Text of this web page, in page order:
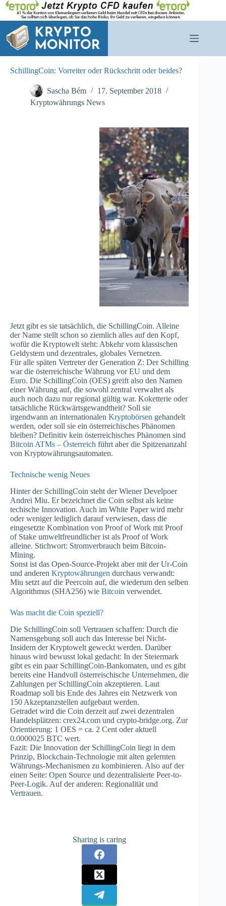
Zum
Inhalt
springen
SchillingCoin: Vorreiter oder Rückschritt oder beides?
Sascha Bém
17. September 2018
Kryptowährungs News
Jetzt gibt es sie tatsächlich, die SchillingCoin. Alleine
der Name stellt schon so ziemlich alles auf den Kopf,
wofür die Kryptowelt steht: Abkehr vom klassischen
Geldystem und dezentrales, globales Vernetzen.
Für alle späten Vertreter der Generation Z: Der Schilling
war die österreichische Währung vor EU und dem
Euro. Die SchillingCoin (OES) greift also den Namen
einer Währung auf, die sowohl zentral verwaltet als
auch noch dazu nur regional gültig war. Koketterie oder
tatsächliche Rückwärtsgewandtheit? Soll sie
irgendwann an internationalen Kryptobörsen gehandelt
werden, oder soll sie ein österreichisches Phänomen
bleiben? Definitiv kein österreichisches Phänomen sind
Bitcoin ATMs – Österreich führt aber die Spitzenanzahl
von Kryptowährungsautomaten.
Technische wenig Neues
Hinter der SchillingCoin steht der Wiener Develpoer
Andrei Miu. Er bezeichnet die Coin selbst als keine
techische Innovation. Auch im White Paper wird mehr
oder weniger lediglich darauf verwiesen, dass die
eingesetzte Kombination von Proof of Work mit Proof
of Stake umweltfreundlicher ist als Proof of Work
alleine. Stichwort: Stromverbrauch beim Bitcoin-
Mining.
Sonst ist das Open-Source-Projekt aber mit der Ur-Coin
und anderen Kryptowährungen durchaus verwandt:
Miu setzt auf die Peercoin auf, die wiederum den selben
Algorithmus (SHA256) wie Bitcoin verwendet.
Was macht die Coin speziell?
Die SchillingCoin soll Vertrauen schaffen: Durch die
Namensgebung soll auch das Interesse bei Nicht-
Insidern der Kryptowelt geweckt werden. Darüber
hinaus wird bewusst lokal gedacht: In der Steiermark
gibt es ein paar SchillingCoin-Bankomaten, und es gibt
bereits eine Handvoll österreischische Unternehmen, die
Zahlungen per SchillingCoin akzeptieren. Laut
Roadmap soll bis Ende des Jahres ein Netzwerk von
150 Akzeptanzstellen aufgebaut werden.
Getradet wird die Coin derzeit auf zwei dezentralen
Handelsplätzen: crex24.com und crypto-bridge.org. Zur
Orientierung: 1 OES = ca. 2 Cent oder aktuell
0.0000025 BTC wert.
Fazit: Die Innovation der SchillingCoin liegt in dem
Prinzip, Blockchain-Technologie mit alten gelernten
Währungs-Mechanismen zu kombinieren. Also auf der
einen Seite: Open Source und dezentralisierte Peer-to-
Peer-Logik. Auf der anderen: Regionalität und
Vertrauen.
Sharing is caring